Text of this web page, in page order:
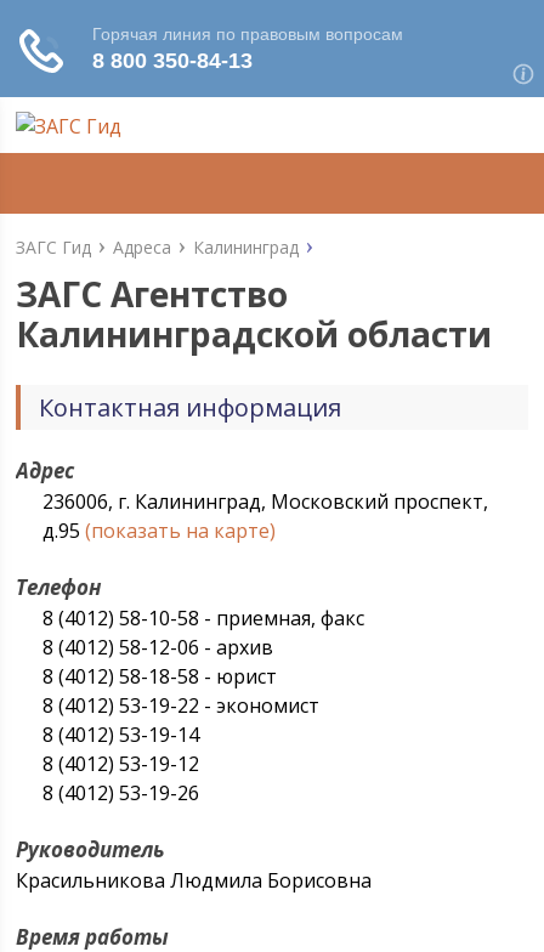
ЗАГС Гид Адреса Калининград
ЗАГС Агентство
Калининградской области
Контактная информация
Адрес
236006, г. Калининград, Московский проспект,
д.95(показать на карте)
Телефон
8 (4012) 58-10-58 - приемная, факс
8 (4012) 58-12-06 - архив
8 (4012) 58-18-58 - юрист
8 (4012) 53-19-22 - экономист
8 (4012) 53-19-14
8 (4012) 53-19-12
8 (4012) 53-19-26
Руководитель
Красильникова Людмила Борисовна
Время работы